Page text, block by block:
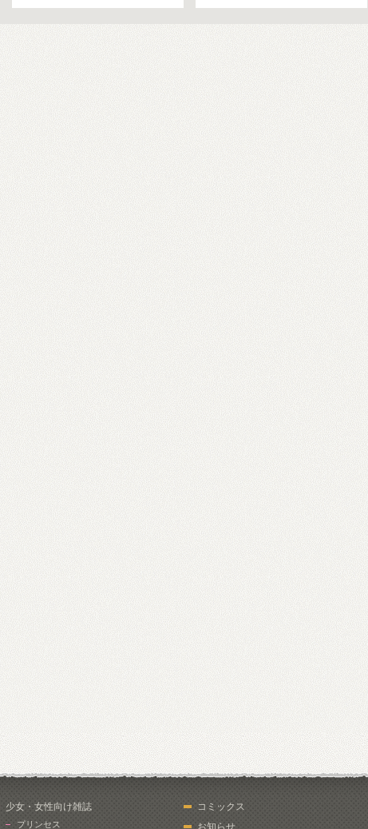
少女・女性向け雑誌
プリンセス
コミックス
お知らせ